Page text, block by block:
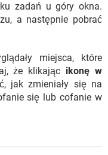
zadań u góry okna.
a następnie pobrać
miejsca, które
że klikając ikonę w
jak zmieniały się na
się lub cofanie w